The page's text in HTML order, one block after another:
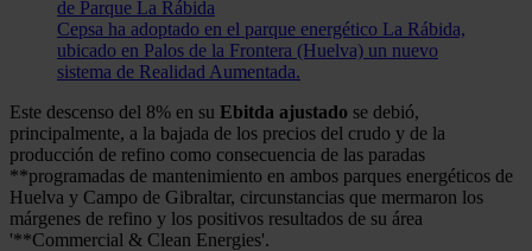
de Parque La Rábida
Cepsa ha adoptado en el parque energético La Rábida,
ubicado en Palos de la Frontera (Huelva) un nuevo
sistema de Realidad Aumentada.
Este descenso del 8% en su Ebitda ajustado se debió,
principalmente, a la bajada de los precios del crudo y de la
producción de refino como consecuencia de las paradas
**programadas de mantenimiento en ambos parques energéticos de
Huelva y Campo de Gibraltar, circunstancias que mermaron los
márgenes de refino y los positivos resultados de su área
'**Commercial & Clean Energies'.